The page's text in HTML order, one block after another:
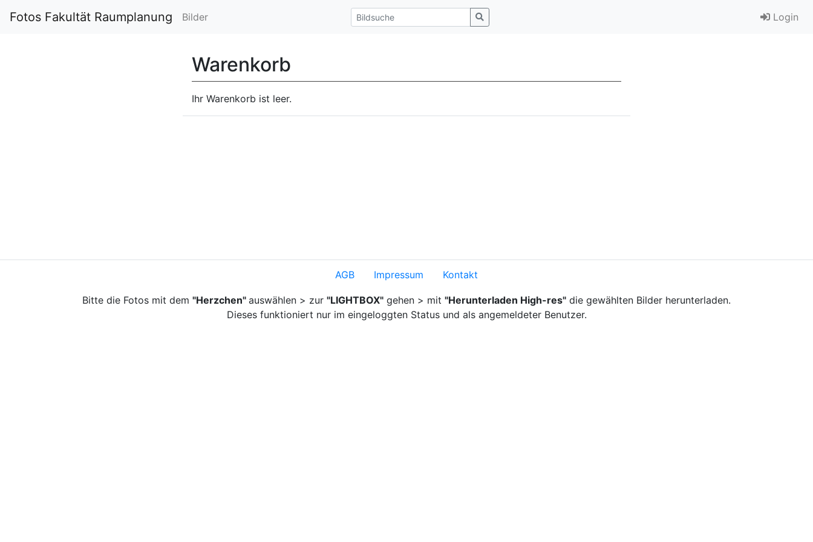
Fotos Fakultät Raumplanung Bilder Login
Warenkorb
Ihr Warenkorb ist leer.
AGB Impressum Kontakt
Bitte die Fotos mit dem "Herzchen" auswählen > zur "LIGHTBOX" gehen > mit "Herunterladen High-res" die gewählten Bilder herunterladen.
Dieses funktioniert nur im eingeloggten Status und als angemeldeter Benutzer.